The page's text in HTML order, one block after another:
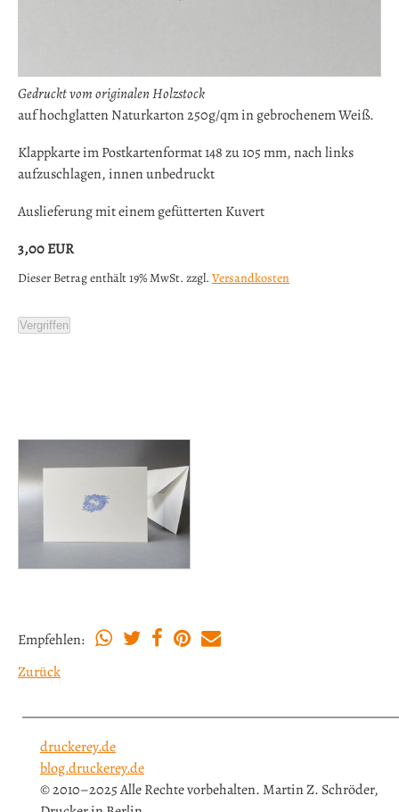
Gedruckt vom originalen Holzstock
auf hochglatten Naturkarton 250g/qm in gebrochenem Weiß.
Klappkarte im Postkartenformat 148 zu 105 mm, nach links
aufzuschlagen, innen unbedruckt
Auslieferung mit einem gefütterten Kuvert
3,00EUR
Dieser Betrag enthält 19% MwSt. zzgl. Versandkosten
Vergriffen
Empfehlen:
Zurück
druckerey.de
blog.druckerey.de
© 2010–2025 Alle Rechte vorbehalten. Martin Z. Schröder,